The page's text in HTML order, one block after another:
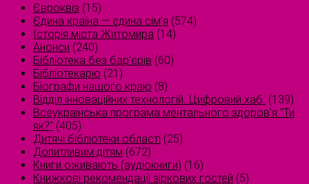
Євроквіз (15)
Єдина країна — єдина сім’я (574)
Історія міста Житомира (14)
Анонси (240)
Бібліотека без бар'єрів (60)
Бібліотекарю (21)
Біографи нашого краю (8)
Відділ інноваційних технологій. Цифровий хаб. (139)
Всеукраїнська програма ментального здоров'я "Ти
як?" (405)
Дитячі бібліотеки області (25)
Допитливим дітям (672)
Книги оживають (аудіокниги) (16)
Книжкові рекомендації зіркових гостей (5)